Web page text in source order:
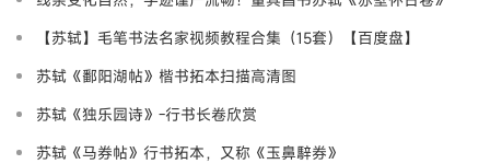
【苏轼】毛笔书法名家视频教程合集（15套）【百度盘】
【12.21G】
苏轼《鄱阳湖帖》楷书拓本扫描高清图
苏轼《独乐园诗》-行书长卷欣赏
苏轼《马券帖》行书拓本，又称《玉鼻騂券》